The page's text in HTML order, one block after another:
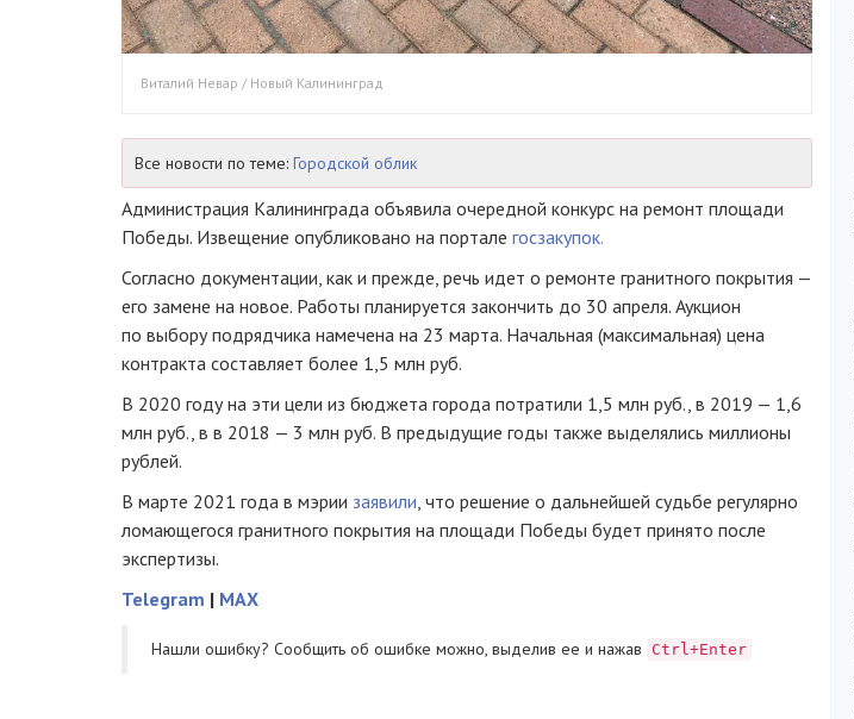
Виталий Невар / Новый Калининград
Все новости по теме: Городской облик
Администрация Калининграда объявила очередной конкурс на ремонт площади
Победы. Извещение опубликовано на портале госзакупок.
Согласно документации, как и прежде, речь идет о ремонте гранитного покрытия —
его замене на новое. Работы планируется закончить до 30 апреля. Аукцион
по выбору подрядчика намечена на 23 марта. Начальная (максимальная) цена
контракта составляет более 1,5 млн руб.
В 2020 году на эти цели из бюджета города потратили 1,5 млн руб., в 2019 — 1,6
млн руб., в в 2018 — 3 млн руб. В предыдущие годы также выделялись миллионы
рублей.
В марте 2021 года в мэрии заявили , что решение о дальнейшей судьбе регулярно
ломающегося гранитного покрытия на площади Победы будет принято после
экспертизы.
Telegram | MAX
Нашли ошибку? Cообщить об ошибке можно, выделив ее и нажав Ctrl+Enter